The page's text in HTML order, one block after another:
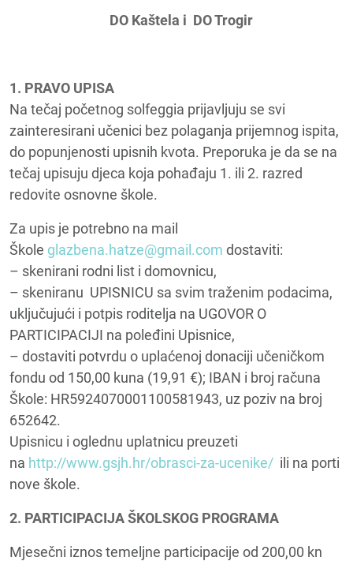
DO Kaštela i DO Trogir
1. PRAVO UPISA
Na tečaj početnog solfeggia prijavljuju se svi
zainteresirani učenici bez polaganja prijemnog ispita,
do popunjenosti upisnih kvota. Preporuka je da se na
tečaj upisuju djeca koja pohađaju 1. ili 2. razred
redovite osnovne škole.
Za upis je potrebno na mail
Škole glazbena.hatze@gmail.com dostaviti:
– skenirani rodni list i domovnicu,
– skeniranu UPISNICU sa svim traženim podacima,
uključujući i potpis roditelja na UGOVOR O
PARTICIPACIJI na poleđini Upisnice,
– dostaviti potvrdu o uplaćenoj donaciji učeničkom
fondu od 150,00 kuna (19,91 €); IBAN i broj računa
Škole: HR5924070001100581943, uz poziv na broj
652642.
Upisnicu i oglednu uplatnicu preuzeti
na http://www.gsjh.hr/obrasci-za-ucenike/ ili na porti
nove škole.
2. PARTICIPACIJA ŠKOLSKOG PROGRAMA
Mjesečni iznos temeljne participacije od 200,00 kn